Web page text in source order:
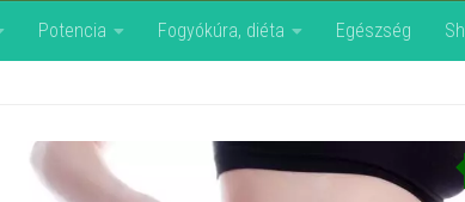
Potencia Fogyókúra, diéta Egészség